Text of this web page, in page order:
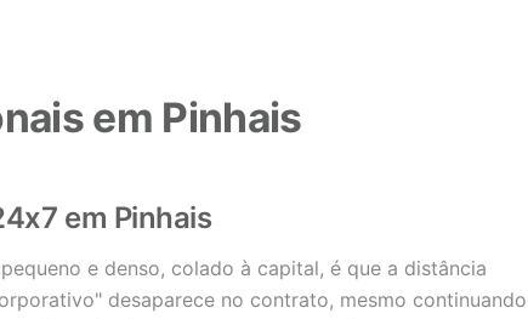
em Pinhais
em Pinhais
e denso, colado à capital, é que a distância
desaparece no contrato, mesmo continuando